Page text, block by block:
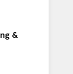
to coast), our
your
support the
HubSpot
&